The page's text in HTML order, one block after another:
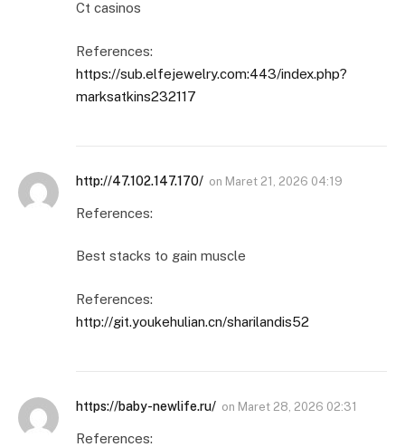
Ct casinos
References:
https://sub.elfejewelry.com:443/index.php?
marksatkins232117
http://47.102.147.170/ on Maret 21, 2026 04:19
References:
Best stacks to gain muscle
References:
http://git.youkehulian.cn/sharilandis52
https://baby-newlife.ru/ on Maret 28, 2026 02:31
References: